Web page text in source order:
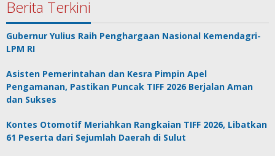
Berita Terkini
Gubernur Yulius Raih Penghargaan Nasional Kemendagri-
LPM RI
Asisten Pemerintahan dan Kesra Pimpin Apel
Pengamanan, Pastikan Puncak TIFF 2026 Berjalan Aman
dan Sukses
Kontes Otomotif Meriahkan Rangkaian TIFF 2026, Libatkan
61 Peserta dari Sejumlah Daerah di Sulut